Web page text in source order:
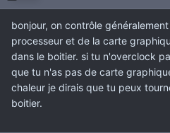
bonjour, on contrôle
processeur et de la carte
dans le boitier. si tu n'overclock
que tu n'as pas de carte
chaleur je dirais que tu peux
boitier.